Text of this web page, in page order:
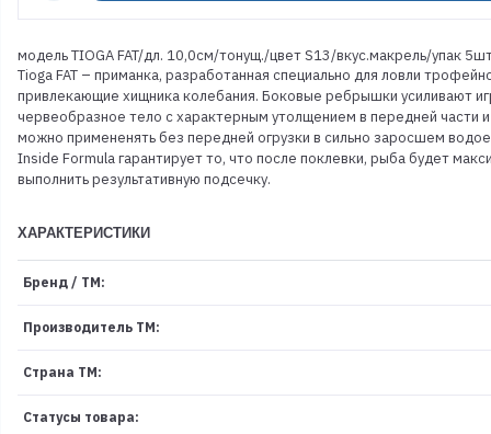
модель TIOGA FAT/дл. 10,0см/тонущ./цвет S13/вкус.макрель/упак
Tioga FAT – приманка, разработанная специально для ловли
привлекающие хищника колебания. Боковые ребрышки усиливают
червеобразное тело с характерным утолщением в передней части
можно примененять без передней огрузки в сильно заросшем
Inside Formula гарантирует то, что после поклевки, рыба будет
выполнить результативную подсечку.
ХАРАКТЕРИСТИКИ
Бренд / ТМ:
Производитель ТМ:
Страна ТМ:
Статусы товара: